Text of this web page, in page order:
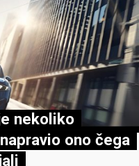
nekoliko
ono čega